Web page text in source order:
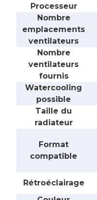
Processeur
Nombre
emplacements
ventilateurs
Nombre
ventilateurs
fournis
Watercooling
possible
Taille du
radiateur
Format
compatible
Rétroéclairage